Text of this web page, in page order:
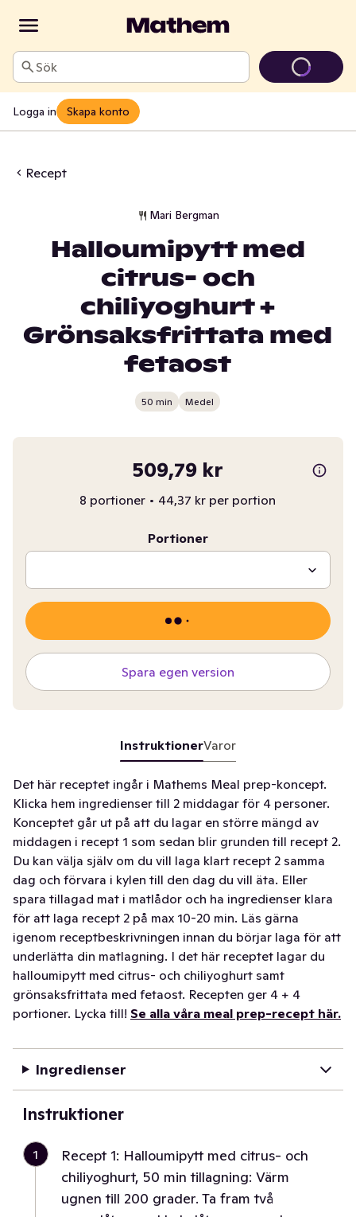
Sök
Logga in Skapa konto
Recept
Mari Bergman
Halloumipytt med
citrus- och
chiliyoghurt +
Grönsaksfrittata med
fetaost
50 min Medel
509,79 kr
8 portioner • 44,37 kr per portion
Portioner
Spara egen version
InstruktionerVaror
Det här receptet ingår i Mathems Meal prep-koncept.
Klicka hem ingredienser till 2 middagar för 4 personer.
Konceptet går ut på att du lagar en större mängd av
middagen i recept 1 som sedan blir grunden till recept 2.
Du kan välja själv om du vill laga klart recept 2 samma
dag och förvara i kylen till den dag du vill äta. Eller
spara tillagad mat i matlådor och ha ingredienser klara
för att laga recept 2 på max 10-20 min. Läs gärna
igenom receptbeskrivningen innan du börjar laga för att
underlätta din matlagning. I det här receptet lagar du
halloumipytt med citrus- och chiliyoghurt samt
grönsaksfrittata med fetaost. Recepten ger 4 + 4
portioner. Lycka till! Se alla våra meal prep-recept här.
Ingredienser
Instruktioner
1
Recept 1: Halloumipytt med citrus- och
chiliyoghurt, 50 min tillagning: Värm
ugnen till 200 grader. Ta fram två